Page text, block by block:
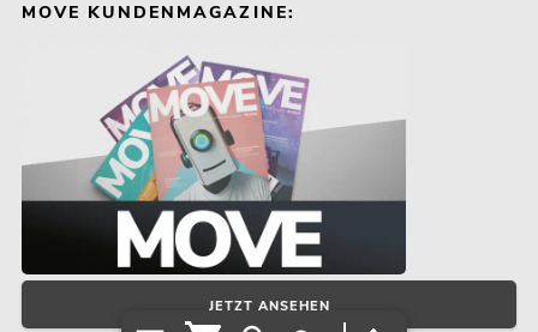
MOVE KUNDENMAGAZINE:
JETZT ANSEHEN